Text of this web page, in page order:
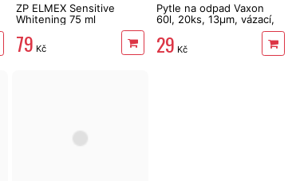
ZP ELMEX Sensitive
Whitening 75 ml
79 Kč
Pytle na odpad Vaxon
60l, 20ks, 13µm, vázací,
29 Kč